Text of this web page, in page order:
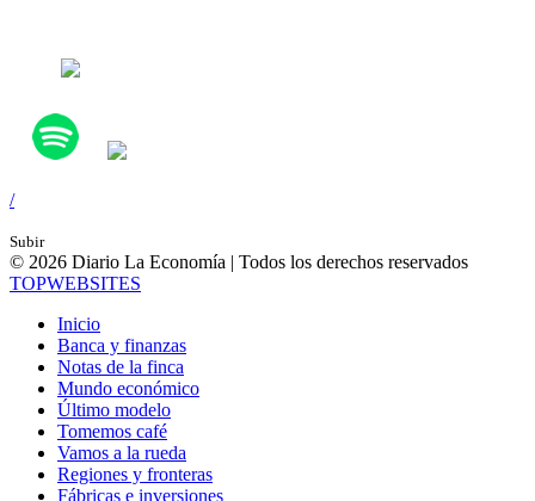
/
Subir
© 2026 Diario La Economía | Todos los derechos reservados
TOPWEBSITES
Inicio
Banca y finanzas
Notas de la finca
Mundo económico
Último modelo
Tomemos café
Vamos a la rueda
Regiones y fronteras
Fábricas e inversiones